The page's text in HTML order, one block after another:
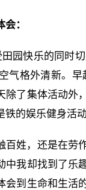
：
园快乐的同时
气格外清新。
除了集体活动外
的娱乐健身活
百姓，还是在劳
中我却找到了乐
会到生命和生